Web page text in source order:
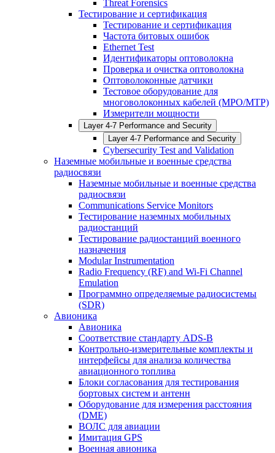
Threat Forensics
Тестирование и сертификация
Тестирование и сертификация
Частота битовых ошибок
Ethernet Test
Идентификаторы оптоволокна
Проверка и очистка оптоволокна
Оптоволоконные датчики
Тестовое оборудование для
многоволоконных кабелей (MPO/MTP)
Измерители мощности
Layer 4-7 Performance and Security
Layer 4-7 Performance and Security
Cybersecurity Test and Validation
Наземные мобильные и военные средства
радиосвязи
Наземные мобильные и военные средства
радиосвязи
Communications Service Monitors
Тестирование наземных мобильных
радиостанций
Тестирование радиостанций военного
назначения
Modular Instrumentation
Radio Frequency (RF) and Wi-Fi Channel
Emulation
Программно определяемые радиосистемы
(SDR)
Авионика
Авионика
Соответствие стандарту ADS-B
Контрольно-измерительные комплекты и
интерфейсы для анализа количества
авиационного топлива
Блоки согласования для тестирования
бортовых систем и антенн
Оборудование для измерения расстояния
(DME)
ВОЛС для авиации
Имитация GPS
Военная авионика